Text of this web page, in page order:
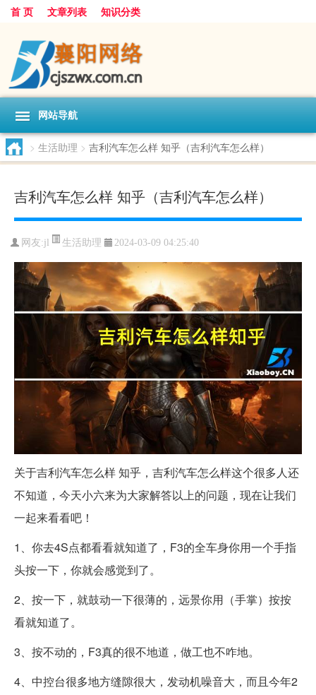
首 页 文章列表 知识分类
网站导航
> 生活助理 > 吉利汽车怎么样 知乎（吉利汽车怎么样）
吉利汽车怎么样 知乎（吉利汽车怎么样）
网友:jl 生活助理 2024-03-09 04:25:40
关于吉利汽车怎么样 知乎，吉利汽车怎么样这个很多人还
不知道，今天小六来为大家解答以上的问题，现在让我们
一起来看看吧！
1、你去4S点都看看就知道了，F3的全车身你用一个手指
头按一下，你就会感觉到了。
2、按一下，就鼓动一下很薄的，远景你用（手掌）按按
看就知道了。
3、按不动的，F3真的很不地道，做工也不咋地。
4、中控台很多地方缝隙很大，发动机噪音大，而且今年2